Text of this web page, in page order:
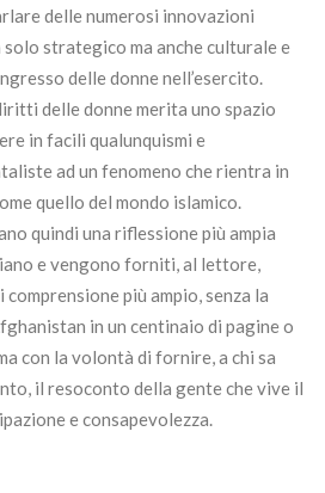
delle numerosi innovazioni
strategico ma anche culturale e
delle donne nell’esercito.
delle donne merita uno spazio
in facili qualunquismi e
ad un fenomeno che rientra in
quello del mondo islamico.
quindi una riflessione più ampia
e vengono forniti, al lettore,
più ampio, senza la
in un centinaio di pagine o
con la volontà di fornire, a chi sa
il resoconto della gente che vive il
e consapevolezza.